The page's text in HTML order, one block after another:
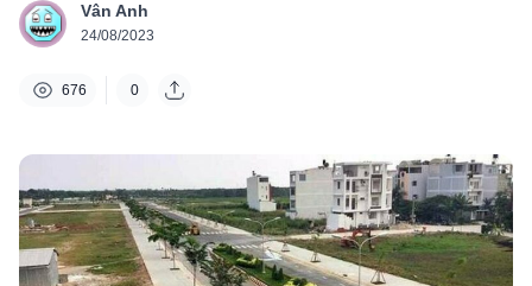
Vân Anh
24/08/2023
676 0